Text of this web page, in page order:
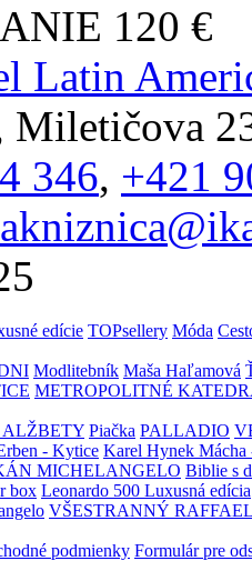
120 €
Latin
346, +421
edície TOPsellery Móda
Modlitebník Maša Haľamová
METROPOLITNÉ
ALŽBETY Piačka PALLADIO
- Kytice Karel Hynek Mácha
MICHELANGELO Biblie s
box Leonardo 500 Luxusná edícia
VŠESTRANNÝ
podmienky Formulár pre